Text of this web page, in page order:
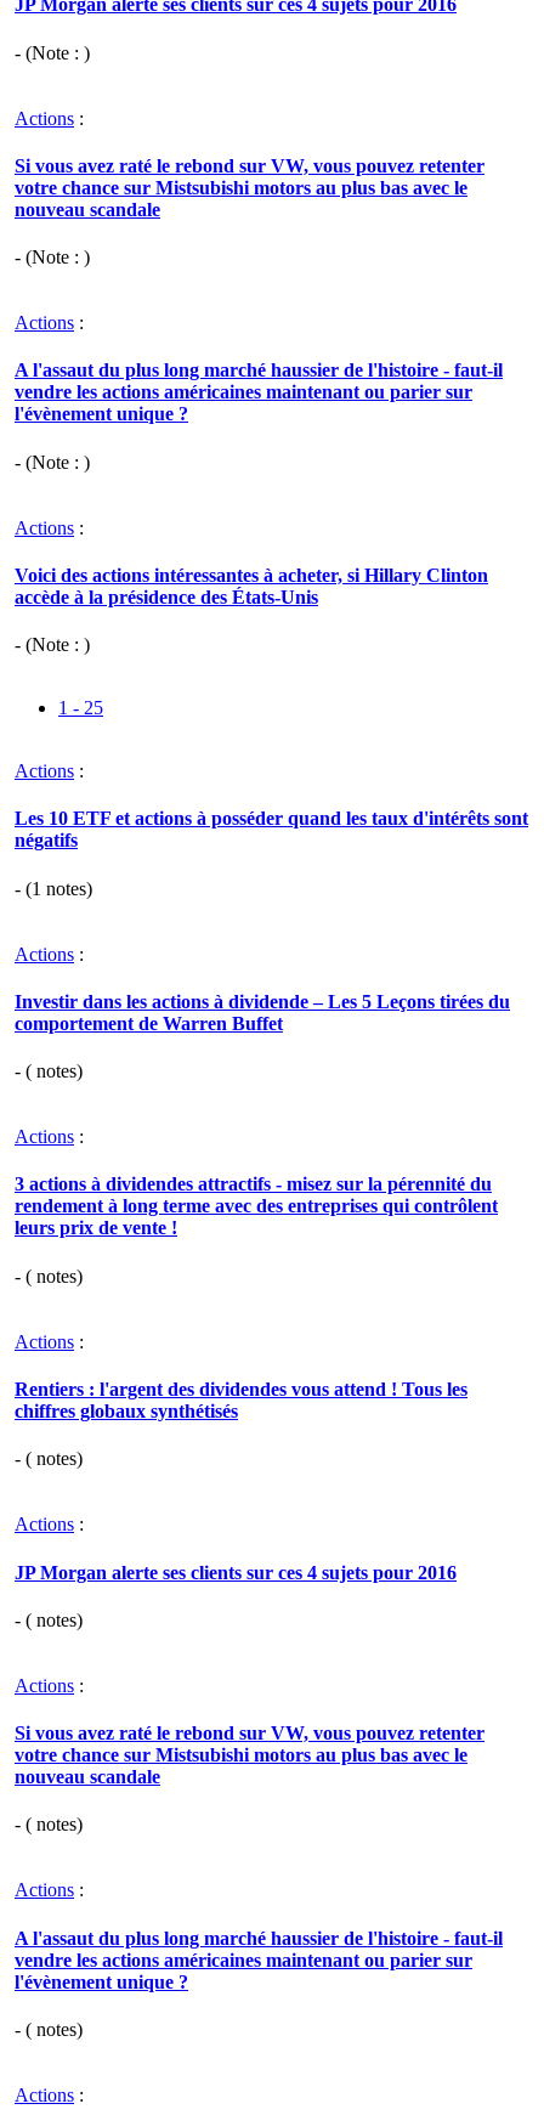
JP Morgan alerte ses clients sur ces 4 sujets pour 2016
- (Note : )
Actions :
Si vous avez raté le rebond sur VW, vous pouvez retenter
votre chance sur Mistsubishi motors au plus bas avec le
nouveau scandale
- (Note : )
Actions :
A l'assaut du plus long marché haussier de l'histoire - faut-il
vendre les actions américaines maintenant ou parier sur
l'évènement unique ?
- (Note : )
Actions :
Voici des actions intéressantes à acheter, si Hillary Clinton
accède à la présidence des États-Unis
- (Note : )
1 - 25
Actions :
Les 10 ETF et actions à posséder quand les taux d'intérêts sont
négatifs
- (1 notes)
Actions :
Investir dans les actions à dividende – Les 5 Leçons tirées du
comportement de Warren Buffet
- ( notes)
Actions :
3 actions à dividendes attractifs - misez sur la pérennité du
rendement à long terme avec des entreprises qui contrôlent
leurs prix de vente !
- ( notes)
Actions :
Rentiers : l'argent des dividendes vous attend ! Tous les
chiffres globaux synthétisés
- ( notes)
Actions :
JP Morgan alerte ses clients sur ces 4 sujets pour 2016
- ( notes)
Actions :
Si vous avez raté le rebond sur VW, vous pouvez retenter
votre chance sur Mistsubishi motors au plus bas avec le
nouveau scandale
- ( notes)
Actions :
A l'assaut du plus long marché haussier de l'histoire - faut-il
vendre les actions américaines maintenant ou parier sur
l'évènement unique ?
- ( notes)
Actions :